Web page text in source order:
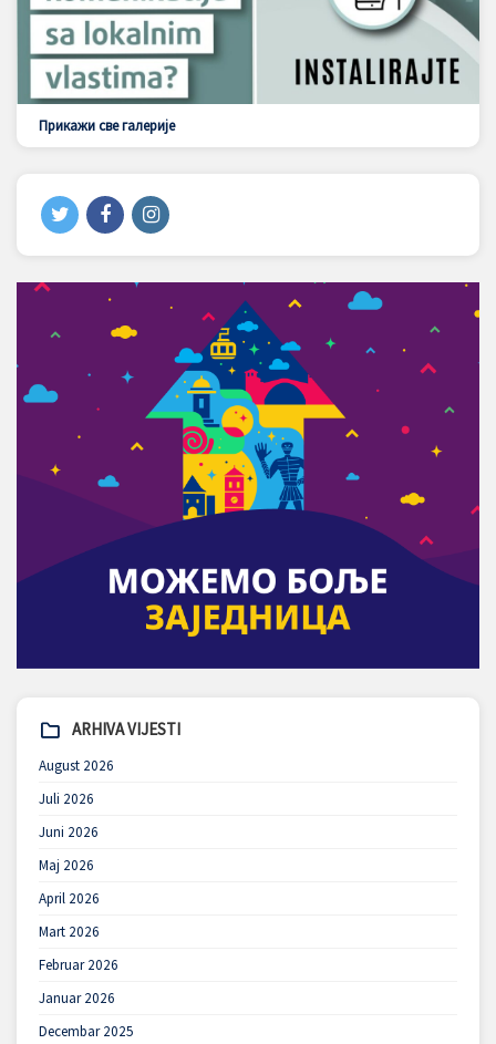
Прикажи све галерије
ARHIVA VIJESTI
August 2026
Juli 2026
Juni 2026
Maj 2026
April 2026
Mart 2026
Februar 2026
Januar 2026
Decembar 2025